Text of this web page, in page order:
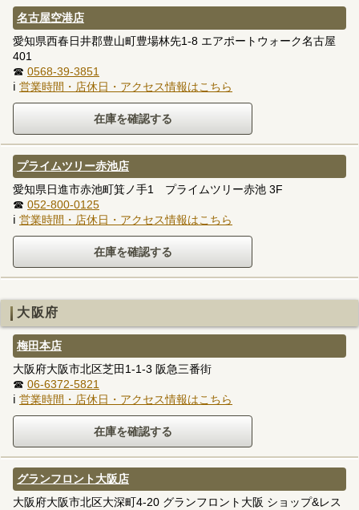
名古屋空港店
愛知県西春日井郡豊山町豊場林先1-8 エアポートウォーク名古屋
401
☎ 0568-39-3851
ℹ 営業時間・店休日・アクセス情報はこちら
プライムツリー赤池店
愛知県日進市赤池町箕ノ手1 プライムツリー赤池 3F
☎ 052-800-0125
ℹ 営業時間・店休日・アクセス情報はこちら
大阪府
梅田本店
大阪府大阪市北区芝田1-1-3 阪急三番街
☎ 06-6372-5821
ℹ 営業時間・店休日・アクセス情報はこちら
グランフロント大阪店
大阪府大阪市北区大深町4-20 グランフロント大阪 ショップ&レス